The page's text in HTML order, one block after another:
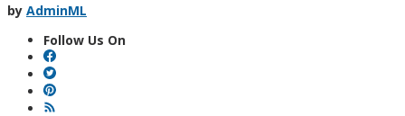
by AdminML
Follow Us On